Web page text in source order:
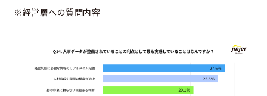
※経営層への質問内容